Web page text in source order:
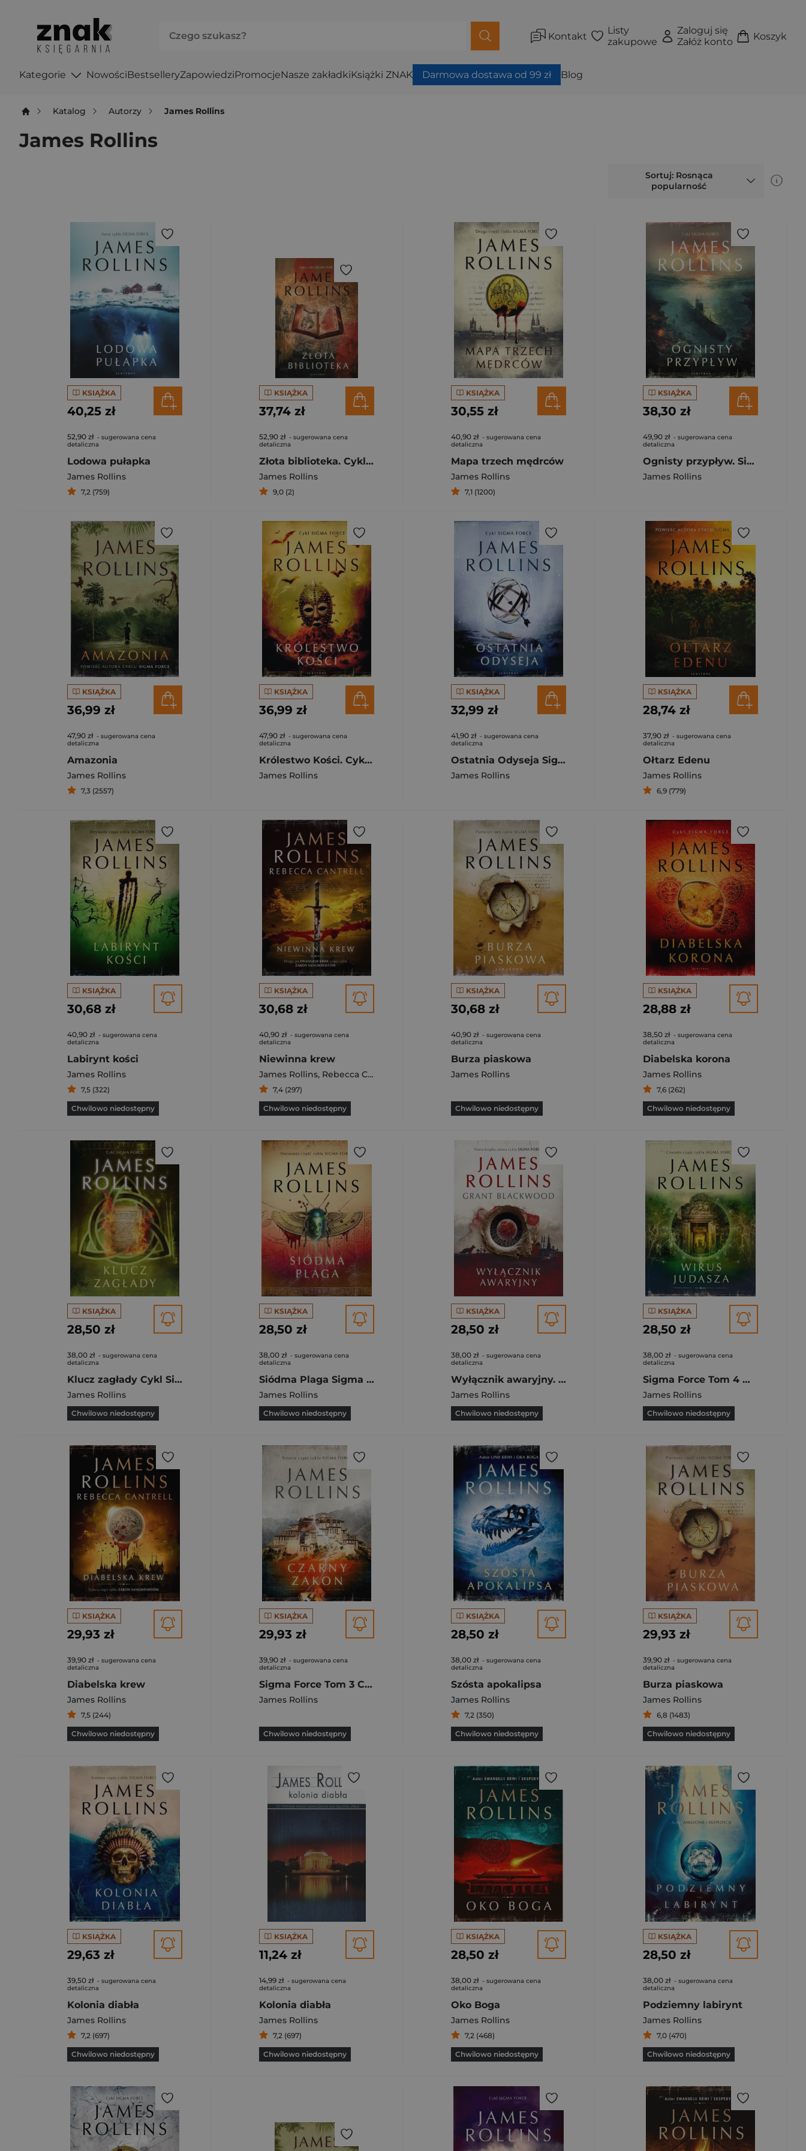
Kontakt
Listy
zakupowe
Zaloguj się
Załóż konto
Koszyk
Kategorie NowościBestselleryZapowiedziPromocjeNasze zakładkiKsiążki ZNAK Darmowa dostawa od 99 zł Blog
Katalog Autorzy James Rollins
James Rollins
Sortuj: Rosnąca
popularność
KSIĄŻKA
40,25 zł
52,90 zł - sugerowana cena
detaliczna
Lodowa pułapka
James Rollins
7,2 (759)
KSIĄŻKA
37,74 zł
52,90 zł - sugerowana cena
detaliczna
Złota biblioteka. Cykl Sigma Force. Tom 18
James Rollins
9,0 (2)
KSIĄŻKA
30,55 zł
40,90 zł - sugerowana cena
detaliczna
Mapa trzech mędrców
James Rollins
7,1 (1200)
KSIĄŻKA
38,30 zł
49,90 zł - sugerowana cena
detaliczna
Ognisty przypływ. Sigma Force. Tom 17
James Rollins
KSIĄŻKA
36,99 zł
47,90 zł - sugerowana cena
detaliczna
Amazonia
James Rollins
7,3 (2557)
KSIĄŻKA
36,99 zł
47,90 zł - sugerowana cena
detaliczna
Królestwo Kości. Cykl Sigma Force Tom 16
James Rollins
KSIĄŻKA
32,99 zł
41,90 zł - sugerowana cena
detaliczna
Ostatnia Odyseja Sigma Force Tom 15
James Rollins
KSIĄŻKA
28,74 zł
37,90 zł - sugerowana cena
detaliczna
Ołtarz Edenu
James Rollins
6,9 (779)
KSIĄŻKA
30,68 zł
40,90 zł - sugerowana cena
detaliczna
Labirynt kości
James Rollins
7,5 (322)
Chwilowo niedostępny
KSIĄŻKA
30,68 zł
40,90 zł - sugerowana cena
detaliczna
Niewinna krew
James Rollins, Rebecca Cantrell
7,4 (297)
Chwilowo niedostępny
KSIĄŻKA
30,68 zł
40,90 zł - sugerowana cena
detaliczna
Burza piaskowa
James Rollins
Chwilowo niedostępny
KSIĄŻKA
28,88 zł
38,50 zł - sugerowana cena
detaliczna
Diabelska korona
James Rollins
7,6 (262)
Chwilowo niedostępny
KSIĄŻKA
28,50 zł
38,00 zł - sugerowana cena
detaliczna
Klucz zagłady Cykl Sigma Force Tom 6
James Rollins
Chwilowo niedostępny
KSIĄŻKA
28,50 zł
38,00 zł - sugerowana cena
detaliczna
Siódma Plaga Sigma Force 12
James Rollins
Chwilowo niedostępny
KSIĄŻKA
28,50 zł
38,00 zł - sugerowana cena
detaliczna
Wyłącznik awaryjny. Tom 1
James Rollins
Chwilowo niedostępny
KSIĄŻKA
28,50 zł
38,00 zł - sugerowana cena
detaliczna
Sigma Force Tom 4 Wirus Judasza
James Rollins
Chwilowo niedostępny
KSIĄŻKA
29,93 zł
39,90 zł - sugerowana cena
detaliczna
Diabelska krew
James Rollins
7,5 (244)
Chwilowo niedostępny
KSIĄŻKA
29,93 zł
39,90 zł - sugerowana cena
detaliczna
Sigma Force Tom 3 Czarny Zakon
James Rollins
Chwilowo niedostępny
KSIĄŻKA
28,50 zł
38,00 zł - sugerowana cena
detaliczna
Szósta apokalipsa
James Rollins
7,2 (350)
Chwilowo niedostępny
KSIĄŻKA
29,93 zł
39,90 zł - sugerowana cena
detaliczna
Burza piaskowa
James Rollins
6,8 (1483)
Chwilowo niedostępny
KSIĄŻKA
29,63 zł
39,50 zł - sugerowana cena
detaliczna
Kolonia diabła
James Rollins
7,2 (697)
Chwilowo niedostępny
KSIĄŻKA
11,24 zł
14,99 zł - sugerowana cena
detaliczna
Kolonia diabła
James Rollins
7,2 (697)
Chwilowo niedostępny
KSIĄŻKA
28,50 zł
38,00 zł - sugerowana cena
detaliczna
Oko Boga
James Rollins
7,2 (468)
Chwilowo niedostępny
KSIĄŻKA
28,50 zł
38,00 zł - sugerowana cena
detaliczna
Podziemny labirynt
James Rollins
7,0 (470)
Chwilowo niedostępny